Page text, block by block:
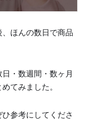
ほんの数日で商品
・数週間・数ヶ月
てみました。
参考にしてくださ